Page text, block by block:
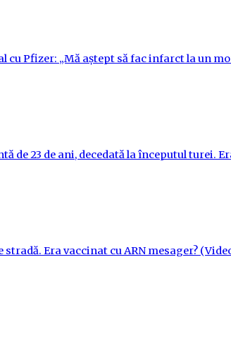
Pfizer: „Mă aștept să fac infarct la un
23 de ani, decedată la începutul turei.
Era vaccinat cu ARN mesager?